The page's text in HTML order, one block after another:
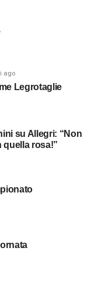
ago
Legrotaglie
su Allegri: “Non
quella rosa!”